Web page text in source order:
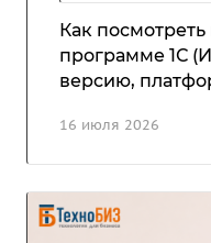
16 июля 2026
Как
программе 1С
версию,